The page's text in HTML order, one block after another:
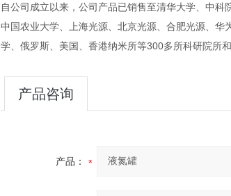
自公司成立以来，公司产品已销售至清华大学、中科
中国农业大学、上海光源、北京光源、合肥光源、
学、俄罗斯、美国、香港纳米所等300多所科研院所
产品咨询
产品：